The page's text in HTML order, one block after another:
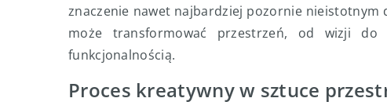
znaczenie nawet najbardziej pozornie
może transformować przestrzeń, od wizji do
funkcjonalnością.
Proces kreatywny w sztuce